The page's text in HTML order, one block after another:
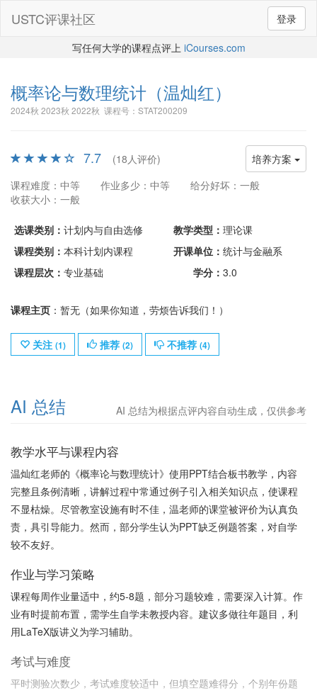
登录
USTC评课社区
写任何大学的课程点评上 iCourses.com
概率论与数理统计 （温灿红）
2024秋 2023秋 2022秋 课程号：STAT200209
培养方案
7.7
(18人评价)
课程难度：中等
作业多少：中等
给分好坏：一般
收获大小：一般
选课类别： 计划内与自由选修 教学类型： 理论课
课程类别： 本科计划内课程 开课单位： 统计与金融系
课程层次： 专业基础 学分： 3.0
课程主页 ：暂无（如果你知道，劳烦告诉我们！）
关注 (1) 推荐 (2) 不推荐 (4)
AI 总结 AI 总结为根据点评内容自动生成，仅供参考
教学水平与课程内容
温灿红老师的《概率论与数理统计》使用PPT结合板书教学，内容
完整且条例清晰，讲解过程中常通过例子引入相关知识点，使课程
不显枯燥。尽管教室设施有时不佳，温老师的课堂被评价为认真负
责，具引导能力。然而，部分学生认为PPT缺乏例题答案，对自学
较不友好。
作业与学习策略
课程每周作业量适中，约5-8题，部分习题较难，需要深入计算。作
业有时提前布置，需学生自学未教授内容。建议多做往年题目，利
用LaTeX版讲义为学习辅助。
考试与难度
平时测验次数少，考试难度较适中，但填空题难得分，个别年份题